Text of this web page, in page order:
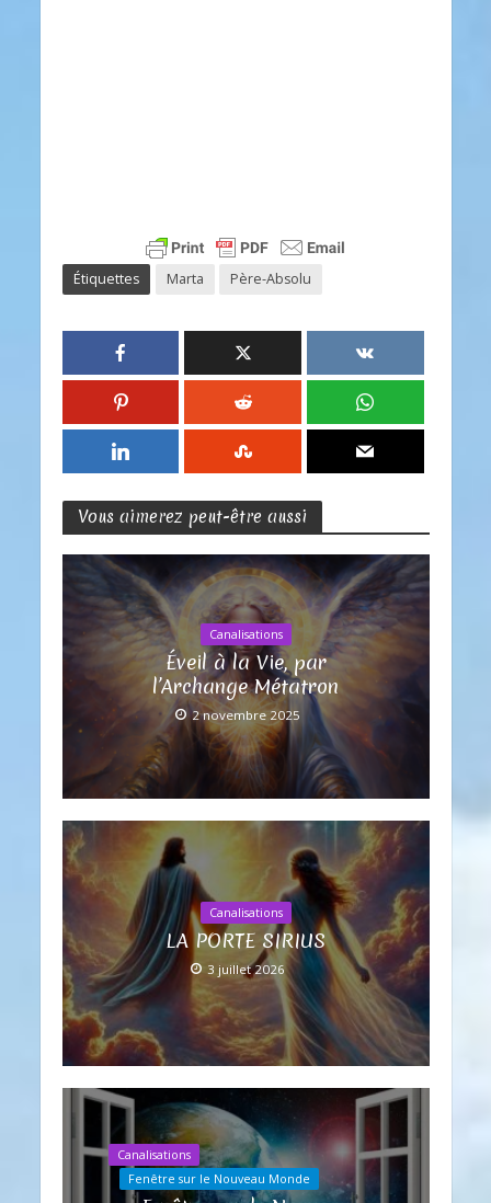
Étiquettes Marta Père-Absolu
Vous aimerez peut-être aussi
Canalisations
Éveil à la Vie, par
l’Archange Métatron
2 novembre 2025
Canalisations
LA PORTE SIRIUS
3 juillet 2026
Canalisations
Fenêtre sur le Nouveau Monde